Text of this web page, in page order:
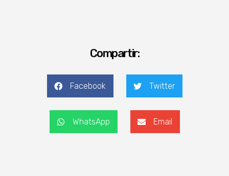
Compartir:
Facebook Twitter
WhatsApp Email